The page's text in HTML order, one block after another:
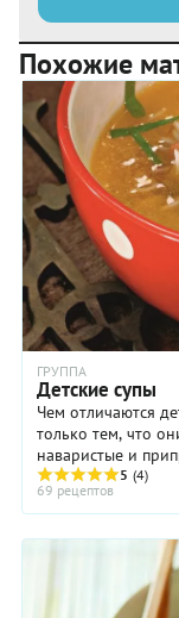
Похожие
ГРУППА
Детские супы
Чем отличаются
только тем, что
наваристые и приправленные. Если
супа, мамина
5 (4)
69 рецептов